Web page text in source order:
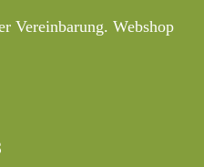
Vereinbarung. Webshop